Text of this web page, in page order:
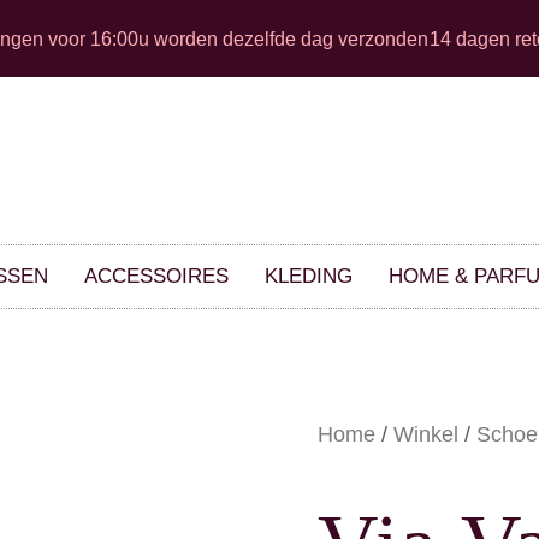
voor 16:00u worden dezelfde dag verzonden14 dagen
ACCESSOIRES KLEDING HOME &
Home / Winkel /